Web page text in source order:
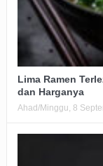
Lima Ramen
dan Harganya
Ahad/Minggu, 8